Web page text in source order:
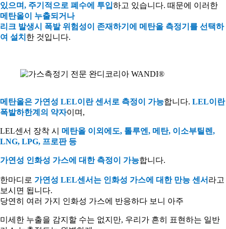
있으며, 주기적으로 폐수에 투입하고 있습니다. 때문에 이러한
메탄올이 누출되거나
리크 발생시 폭발 위험성이 존재하기에 메탄올 측정기를 선택하
여 설치 한 것입니다.
메탄올은 가연성 LEL이란 센서로 측정이 가능합니다. LEL이란
폭발하한계의 약자이며 ,
LEL센서 장착 시 메탄올 이외에도, 톨루엔 , 메탄, 이소부틸렌 ,
LNG, LPG, 프로판 등
가연성 인화성 가스에 대한 측정이 가능합니다.
한마디로 가연성 LEL센서는 인화성 가스에 대한 만능 센서 라고
보시면 됩니다.
당연히 여러 가지 인화성 가스에 반응하다 보니 아주
미세한 누출을 감지할 수는 없지만, 우리가 흔히 표현하는 일반